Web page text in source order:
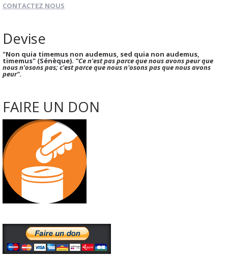
CONTACTEZ NOUS
Devise
"Non quia timemus non audemus, sed quia non audemus,
timemus" (Sénèque). "Ce n'est pas parce que nous avons peur que
nous n'osons pas; c'est parce que nous n'osons pas que nous avons
peur".
FAIRE UN DON